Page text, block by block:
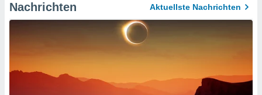
Nachrichten Aktuellste Nachrichten